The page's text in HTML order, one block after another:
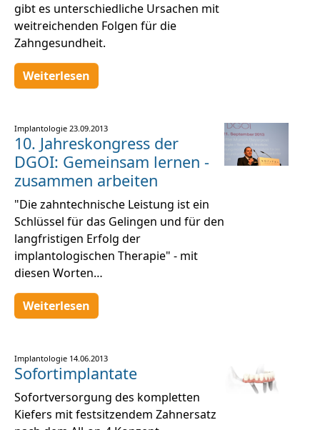
gibt es unterschiedliche Ursachen mit
weitreichenden Folgen für die
Zahngesundheit.
Weiterlesen
Implantologie 23.09.2013
10. Jahreskongress der
DGOI: Gemeinsam lernen -
zusammen arbeiten
"Die zahntechnische Leistung ist ein
Schlüssel für das Gelingen und für den
langfristigen Erfolg der
implantologischen Therapie" - mit
diesen Worten…
Weiterlesen
Implantologie 14.06.2013
Sofortimplantate
Sofortversorgung des kompletten
Kiefers mit festsitzendem Zahnersatz